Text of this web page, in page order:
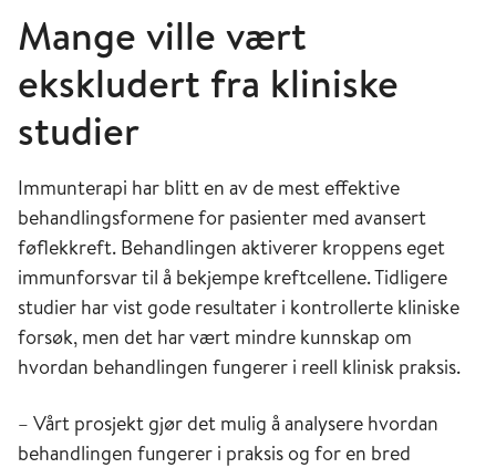
Mange ville vært
ekskludert fra kliniske
studier
Immunterapi har blitt en av de mest effektive
behandlingsformene for pasienter med avansert
føflekkreft. Behandlingen aktiverer kroppens eget
immunforsvar til å bekjempe kreftcellene. Tidligere
studier har vist gode resultater i kontrollerte kliniske
forsøk, men det har vært mindre kunnskap om
hvordan behandlingen fungerer i reell klinisk praksis.
– Vårt prosjekt gjør det mulig å analysere hvordan
behandlingen fungerer i praksis og for en bred